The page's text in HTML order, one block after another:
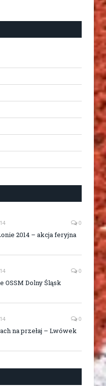
0
2014 – akcja feryjna
0
OSSM Dolny Śląsk
0
na przełaj – Lwówek